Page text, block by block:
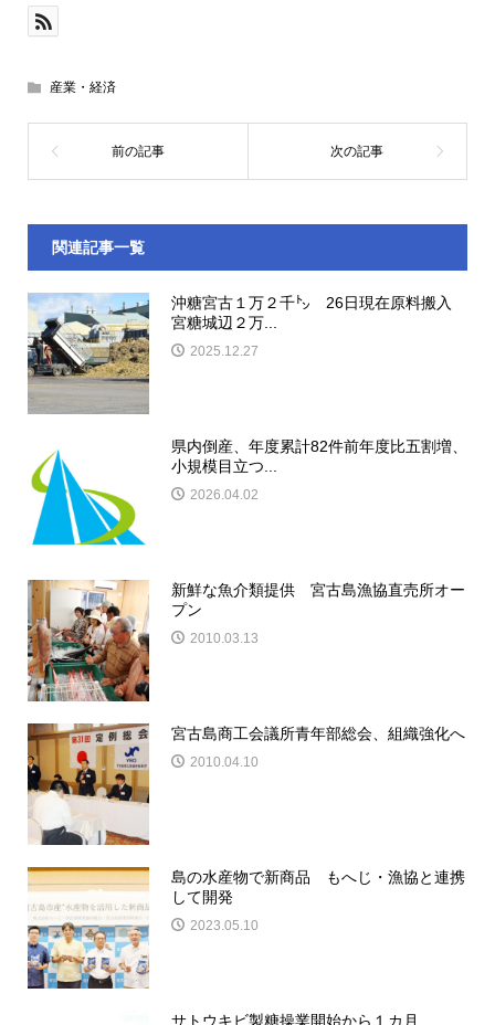
産業・経済
関連記事一覧
沖糖宮古１万２千㌧ 26日現在原料搬入
宮糖城辺２万...
2025.12.27
県内倒産、年度累計82件前年度比五割増、
小規模目立つ...
2026.04.02
新鮮な魚介類提供 宮古島漁協直売所オー
プン
2010.03.13
宮古島商工会議所青年部総会、組織強化へ
2010.04.10
島の水産物で新商品 もへじ・漁協と連携
して開発
2023.05.10
サトウキビ製糖操業開始から１カ月